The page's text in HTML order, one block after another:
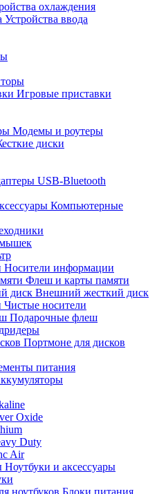
охлаждения
Устройства ввода
Игровые приставки
Модемы и роутеры
диски
USB-Bluetooth
Компьютерные
Носители информации
Флеш и карты памяти
Внешний жесткий диск
Чистые носители
Подарочные флеш
Портмоне для дисков
питания
Oxide
Duty
Air
Ноутбуки и аксессуары
Блоки питания